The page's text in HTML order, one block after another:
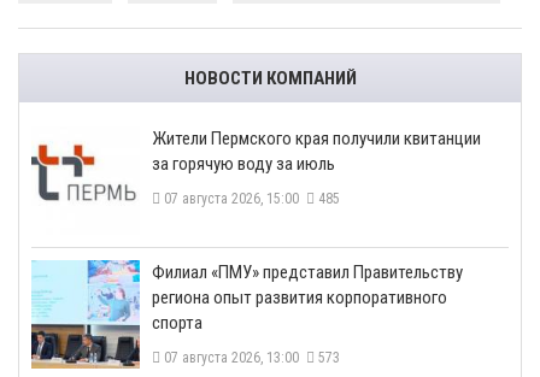
НОВОСТИ КОМПАНИЙ
​Жители Пермского края получили квитанции
за горячую воду за июль
07 августа 2026, 15:00 485
​Филиал «ПМУ» представил Правительству
региона опыт развития корпоративного
спорта
07 августа 2026, 13:00 573